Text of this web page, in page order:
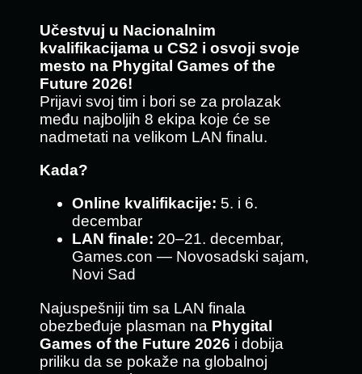
Učestvuj u Nacionalnim
kvalifikacijama u CS2 i osvoji svoje
mesto na Phygital Games of the
Future 2026!
Prijavi svoj tim i bori se za prolazak
među najboljih 8 ekipa koje će se
nadmetati na velikom LAN finalu.
Kada?
Online kvalifikacije: 5. i 6.
decembar
LAN finale: 20–21. decembar,
Games.con — Novosadski sajam,
Novi Sad
Najuspešniji tim sa LAN finala
obezbeđuje plasman na Phygital
Games of the Future 2026 i dobija
priliku da se pokaže na globalnoj